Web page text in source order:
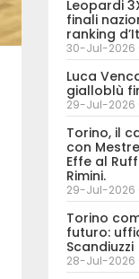
Leopardi
finali
ranking
30-Jul-2026
Luca
gialloblù
29-Jul-2026
Torino, il
con
Effe al
Rimini.
29-Jul-2026
Torino
futuro:
Scandiuzzi
28-Jul-2026